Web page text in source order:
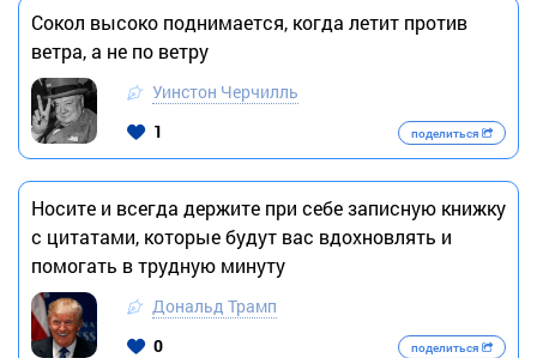
Сокол высоко поднимается, когда летит против
ветра, а не по ветру
Уинстон Черчилль
1
поделиться
Носите и всегда держите при себе записную книжку
с цитатами, которые будут вас вдохновлять и
помогать в трудную минуту
Дональд Трамп
0
поделиться